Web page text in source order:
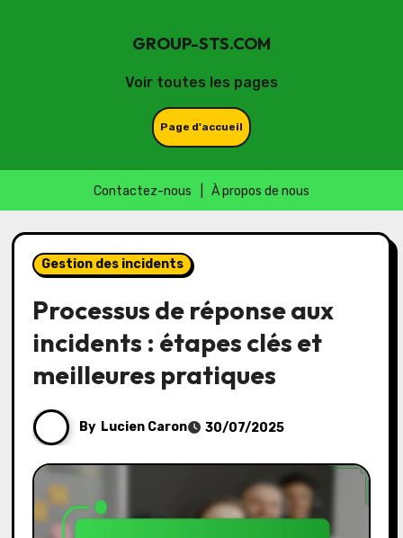
Voir toutes les pages
GROUP-STS.COM
Page d'accueil
Contactez-nous À propos de nous
to
contentGestion des incidents
Processus de réponse aux
incidents : étapes clés et
meilleures pratiques
By Lucien Caron 30/07/2025